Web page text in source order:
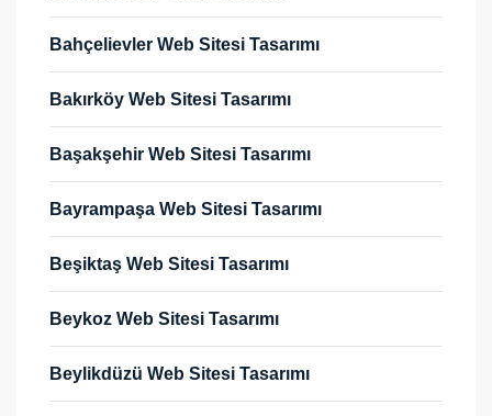
Bahçelievler Web Sitesi Tasarımı
Bakırköy Web Sitesi Tasarımı
Başakşehir Web Sitesi Tasarımı
Bayrampaşa Web Sitesi Tasarımı
Beşiktaş Web Sitesi Tasarımı
Beykoz Web Sitesi Tasarımı
Beylikdüzü Web Sitesi Tasarımı